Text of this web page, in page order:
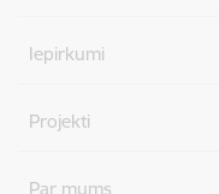
Iepirkumi
Projekti
Par mums